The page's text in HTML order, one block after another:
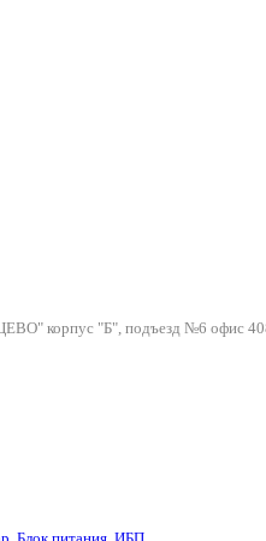
корпус "Б", подъезд №6 офис